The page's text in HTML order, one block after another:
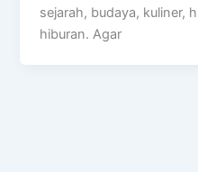
sejarah, budaya, kuliner,
hiburan. Agar